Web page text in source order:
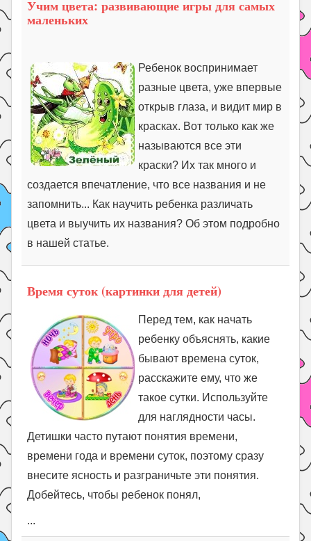
Учим цвета: развивающие игры для самых
маленьких
Ребенок воспринимает
разные цвета, уже впервые
открыв глаза, и видит мир в
красках. Вот только как же
называются все эти
краски? Их так много и
создается впечатление, что все названия и не
запомнить... Как научить ребенка различать
цвета и выучить их названия? Об этом подробно
в нашей статье.
Время суток (картинки для детей)
Перед тем, как начать
ребенку объяснять, какие
бывают времена суток,
расскажите ему, что же
такое сутки. Используйте
для наглядности часы.
Детишки часто путают понятия времени,
времени года и времени суток, поэтому сразу
внесите ясность и разграничьте эти понятия.
Добейтесь, чтобы ребенок понял,
...